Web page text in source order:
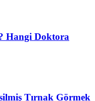
Hangi Doktora
Tırnak Görmek